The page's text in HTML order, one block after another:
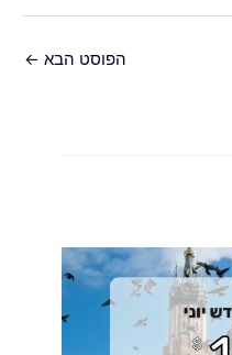
הפוסט הבא ←